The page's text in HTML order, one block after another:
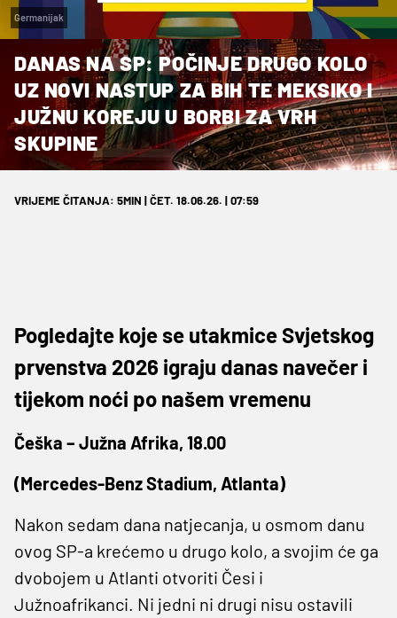
Germanijak
DANAS NA SP: POČINJE DRUGO KOLO
UZ NOVI NASTUP ZA BIH TE MEKSIKO I
JUŽNU KOREJU U BORBI ZA VRH
SKUPINE
VRIJEME ČITANJA: 5MIN | ČET. 18.06.26. | 07:59
Pogledajte koje se utakmice Svjetskog
prvenstva 2026 igraju danas navečer i
tijekom noći po našem vremenu
Češka – Južna Afrika, 18.00
(Mercedes-Benz Stadium, Atlanta)
Nakon sedam dana natjecanja, u osmom danu
ovog SP-a krećemo u drugo kolo, a svojim će ga
dvobojem u Atlanti otvoriti Česi i
Južnoafrikanci. Ni jedni ni drugi nisu ostavili